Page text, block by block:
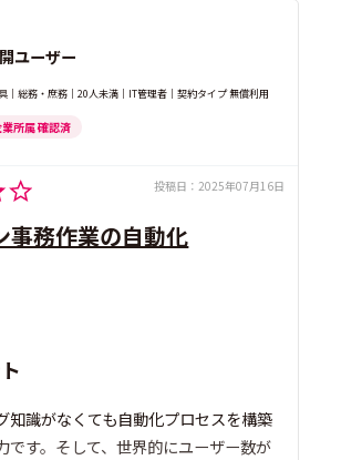
ユーザー
｜総務・庶務｜20人未満｜IT管理者｜契約タイプ 無償利用
所属 確認済
投稿日： 2025年07月16日
事務作業の自動化
知識がなくても自動化プロセスを構築
です。そして、世界的にユーザー数が